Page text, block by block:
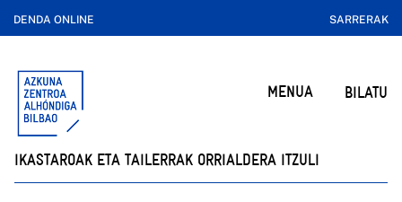
DENDA ONLINE SARRERAK
MENUA BILATU
IKASTAROAK ETA TAILERRAK ORRIALDERA ITZULI